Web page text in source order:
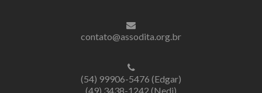
contato@assodita.org.br
(54) 99906-5476 (Edgar)
(49) 3438-1242 (Nedi)